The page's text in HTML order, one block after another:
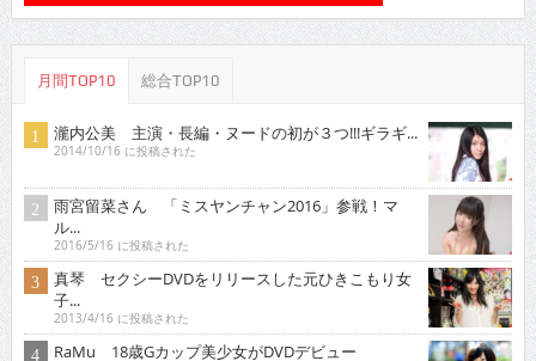
月間TOP10 総合TOP10
瀧内公美 主演・長編・ヌードの初が３つ!!!ギラギ...
2014/10/16 に投稿された
雨宮留菜さん 「ミスヤンチャン2016」参戦！マ
ル...
2016/5/16 に投稿された
真琴 セクシーDVDをリリースした元ひきこもり女
子...
2013/4/16 に投稿された
RaMu 18歳Gカップ美少女がDVDデビュー